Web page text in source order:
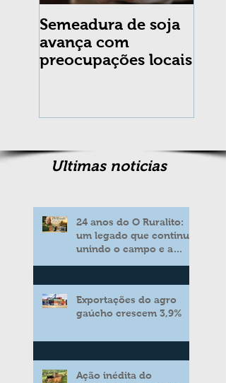
Semeadura de soja
avança com
preocupações locais
Ultimas noticias
24 anos do O Ruralito:
um legado que continua
unindo o campo e a
Exportações do agro
gaúcho crescem 3,9%
Ação inédita do